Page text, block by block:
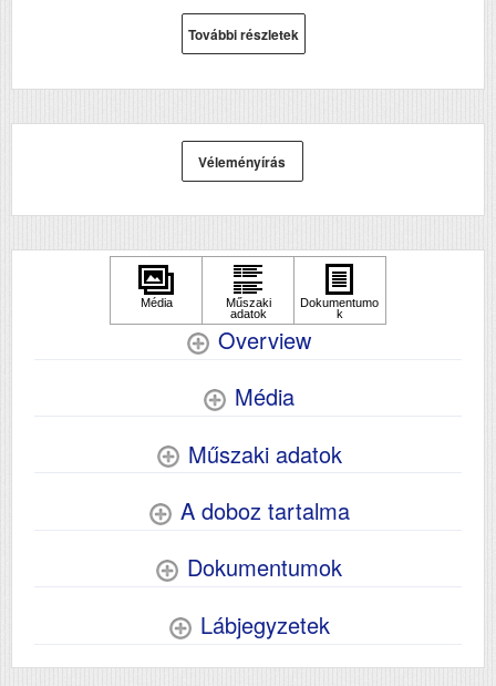
Súly (kg)
Papír méret
Technológia
hő/thermál
Hálozat
Nem
További részletek
Véleményírás
Overview
Média
Műszaki adatok
A doboz tartalma
Dokumentumok
Lábjegyzetek